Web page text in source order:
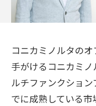
コニカミノルタの
手がけるコニカミ
ルチファンクショ
でに成熟している